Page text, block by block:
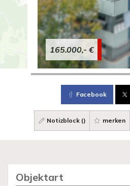
165.000,- €
Facebook
Notizblock () merken
Objektart